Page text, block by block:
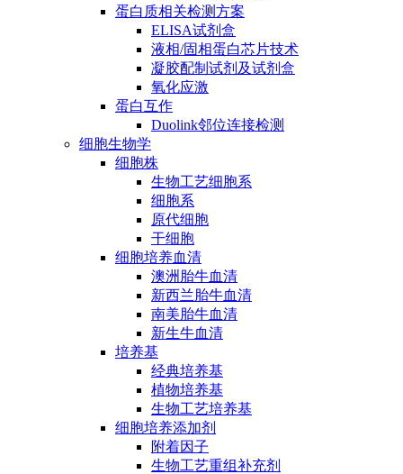
蛋白质相关检测方案
ELISA试剂盒
液相/固相蛋白芯片技术
凝胶配制试剂及试剂盒
氧化应激
蛋白互作
Duolink邻位连接检测
细胞生物学
细胞株
生物工艺细胞系
细胞系
原代细胞
干细胞
细胞培养血清
澳洲胎牛血清
新西兰胎牛血清
南美胎牛血清
新生牛血清
培养基
经典培养基
植物培养基
生物工艺培养基
细胞培养添加剂
附着因子
生物工艺重组补充剂